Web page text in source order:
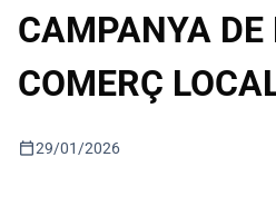
CAMPANYA DE
COMERÇ
calendar_today29/01/2026